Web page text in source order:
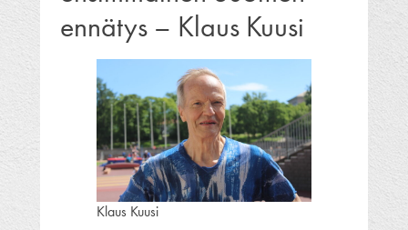
ennätys – Klaus Kuusi
Klaus Kuusi